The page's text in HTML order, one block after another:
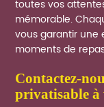
toutes vos
mémorable.
vous garantir une
moments de
contactez-nous pour votre restaurant
privatisable à